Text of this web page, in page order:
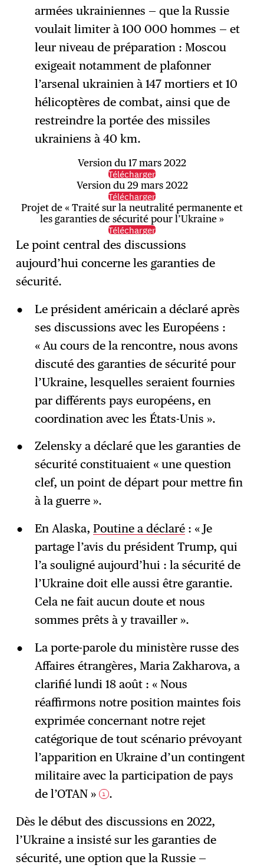
armées ukrainiennes — que la Russie
voulait limiter à 100 000 hommes — et
leur niveau de préparation : Moscou
exigeait notamment de plafonner
l’arsenal ukrainien à 147 mortiers et 10
hélicoptères de combat, ainsi que de
restreindre la portée des missiles
ukrainiens à 40 km.
Version du 17 mars 2022
Télécharger
Version du 29 mars 2022
Télécharger
Projet de « Traité sur la neutralité permanente et
les garanties de sécurité pour l’Ukraine »
Télécharger
Le point central des discussions
aujourd’hui concerne les garanties de
sécurité.
Le président américain a déclaré après
ses discussions avec les Européens :
« Au cours de la rencontre, nous avons
discuté des garanties de sécurité pour
l’Ukraine, lesquelles seraient fournies
par différents pays européens, en
coordination avec les États-Unis ».
Zelensky a déclaré que les garanties de
sécurité constituaient « une question
clef, un point de départ pour mettre fin
à la guerre ».
En Alaska, Poutine a déclaré: « Je
partage l’avis du président Trump, qui
l’a souligné aujourd’hui : la sécurité de
l’Ukraine doit elle aussi être garantie.
Cela ne fait aucun doute et nous
sommes prêts à y travailler ».
La porte-parole du ministère russe des
Affaires étrangères, Maria Zakharova, a
clarifié lundi 18 août : « Nous
réaffirmons notre position maintes fois
exprimée concernant notre rejet
catégorique de tout scénario prévoyant
l’apparition en Ukraine d’un contingent
militaire avec la participation de pays
de l’OTAN »
1 .
Dès le début des discussions en 2022,
l’Ukraine a insisté sur les garanties de
sécurité, une option que la Russie —